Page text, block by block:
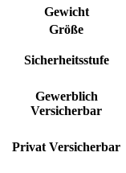
Gewicht
Größe
Sicherheitsstufe
Gewerblich
Versicherbar
Privat Versicherbar